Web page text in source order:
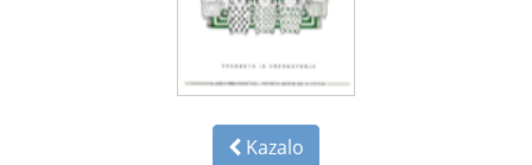
Kazalo